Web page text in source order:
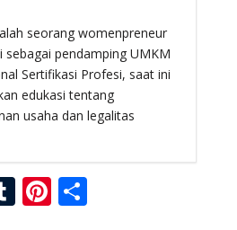
seorang womenpreneur
sebagai pendamping UMKM
Sertifikasi Profesi, saat ini
edukasi tentang
usaha dan legalitas
T
u
Pi
nt
S